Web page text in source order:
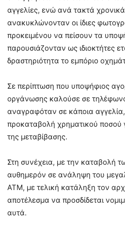
αγγελίες, ενώ ανά τακτά
ανακυκλώνονταν οι ίδιες
προκειμένου να πείσουν τα
παρουσιάζονταν ως ιδιοκτήτες
δραστηριότητα το εμπόριο
Σε περίπτωση που υποψήφιος
οργάνωσης καλούσε σε
αναγραφόταν σε κάποια
προκαταβολή χρηματικού ποσού
της μεταβίβασης.
Στη συνέχεια, με την καταβολή
αυθημερόν σε ανάληψη του
ΑΤΜ, με τελική κατάληξη τον
αποτέλεσμα να προσδίδεται
αυτά.